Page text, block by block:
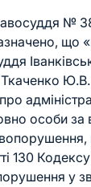
№
що
Ткаченко
особи за
130
у